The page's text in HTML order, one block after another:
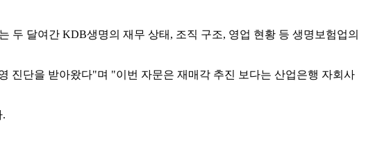
두 달여간 KDB생명의 재무 상태, 조직 구조, 영업 현황 등 생명보험업의
진단을 받아왔다"며 "이번 자문은 재매각 추진 보다는 산업은행 자회사
.